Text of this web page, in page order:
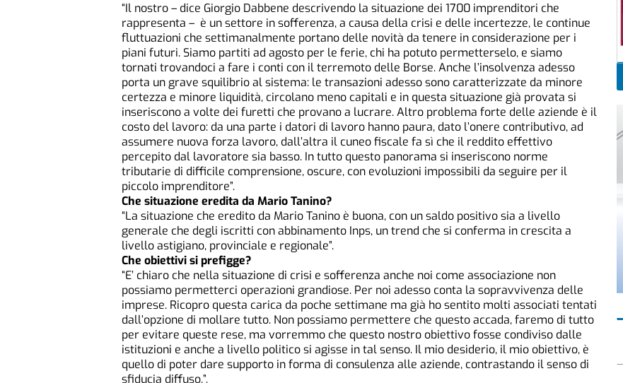
“Il nostro – dice Giorgio Dabbene descrivendo la situazione dei 1700 imprenditori che
rappresenta – è un settore in sofferenza, a causa della crisi e delle incertezze, le continue
fluttuazioni che settimanalmente portano delle novità da tenere in considerazione per i
piani futuri. Siamo partiti ad agosto per le ferie, chi ha potuto permetterselo, e siamo
tornati trovandoci a fare i conti con il terremoto delle Borse. Anche l’insolvenza adesso
porta un grave squilibrio al sistema: le transazioni adesso sono caratterizzate da minore
certezza e minore liquidità, circolano meno capitali e in questa situazione già provata si
inseriscono a volte dei furetti che provano a lucrare. Altro problema forte delle aziende è il
costo del lavoro: da una parte i datori di lavoro hanno paura, dato l’onere contributivo, ad
assumere nuova forza lavoro, dall’altra il cuneo fiscale fa sì che il reddito effettivo
percepito dal lavoratore sia basso. In tutto questo panorama si inseriscono norme
tributarie di difficile comprensione, oscure, con evoluzioni impossibili da seguire per il
piccolo imprenditore”.
Che situazione eredita da Mario Tanino?
“La situazione che eredito da Mario Tanino è buona, con un saldo positivo sia a livello
generale che degli iscritti con abbinamento Inps, un trend che si conferma in crescita a
livello astigiano, provinciale e regionale”.
Che obiettivi si prefigge?
“E’ chiaro che nella situazione di crisi e sofferenza anche noi come associazione non
possiamo permetterci operazioni grandiose. Per noi adesso conta la sopravvivenza delle
imprese. Ricopro questa carica da poche settimane ma già ho sentito molti associati tentati
dall’opzione di mollare tutto. Non possiamo permettere che questo accada, faremo di tutto
per evitare queste rese, ma vorremmo che questo nostro obiettivo fosse condiviso dalle
istituzioni e anche a livello politico si agisse in tal senso. Il mio desiderio, il mio obiettivo, è
quello di poter dare supporto in forma di consulenza alle aziende, contrastando il senso di
sfiducia diffuso.”.